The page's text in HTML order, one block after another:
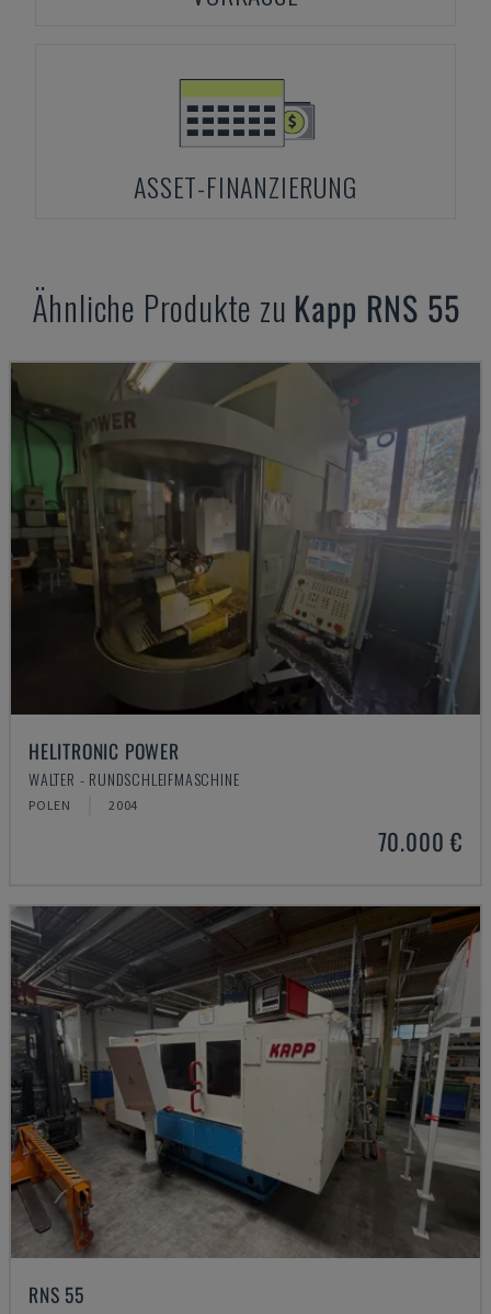
ASSET-FINANZIERUNG
Ähnliche Produkte zu Kapp RNS 55
HELITRONIC POWER
WALTER - RUNDSCHLEIFMASCHINE
POLEN 2004
70.000 €
RNS 55